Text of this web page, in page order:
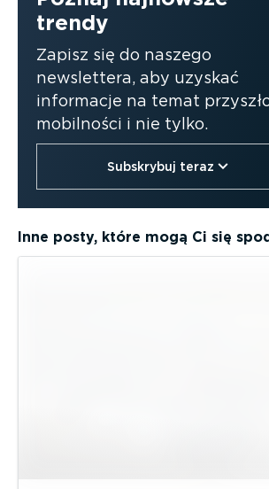
trendy
Zapisz się do naszego
newslettera, aby uzyskać
informacje na temat
mobilności i nie tylko.
Subskrybuj teraz
Inne posty, które mogą Ci się